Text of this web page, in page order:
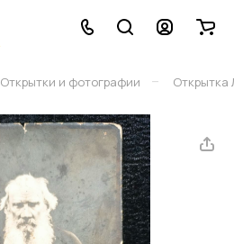
Открытки и фотографии – Открытка